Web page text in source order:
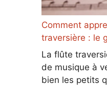
Comment
traversière : le
La flûte
de musique à
bien les petits